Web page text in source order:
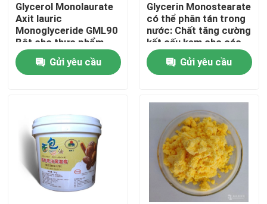
Trang chủ
Các sản phẩm
Chương trình VR
Về chúng tôi
Glycerol Monolaurate
Axit lauric
Monoglyceride GML90
Bột cho thực phẩm
Gửi yêu cầu
Glycerin Monostearate
có thể phân tán trong
nước: Chất tăng cường
kết cấu kem cho các
món ăn đông lạnh mịn
màng và béo ngậy
Gửi yêu cầu